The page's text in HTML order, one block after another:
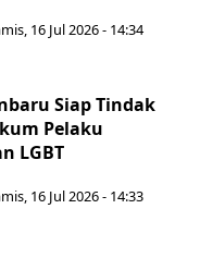
16 Jul 2026 - 14:34
Siap Tindak
Pelaku
LGBT
16 Jul 2026 - 14:33